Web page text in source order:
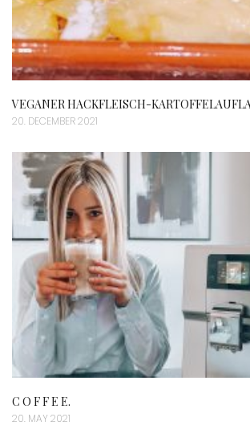
VEGANER HACKFLEISCH-
20. DECEMBER 2021
C O F F E E.
20. MAY 2021